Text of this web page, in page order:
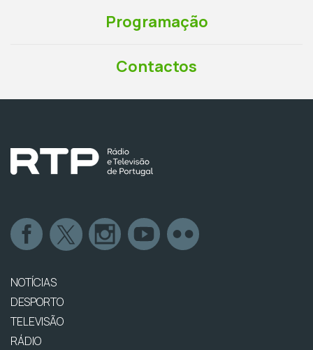
Programação
Contactos
NOTÍCIAS
DESPORTO
TELEVISÃO
RÁDIO